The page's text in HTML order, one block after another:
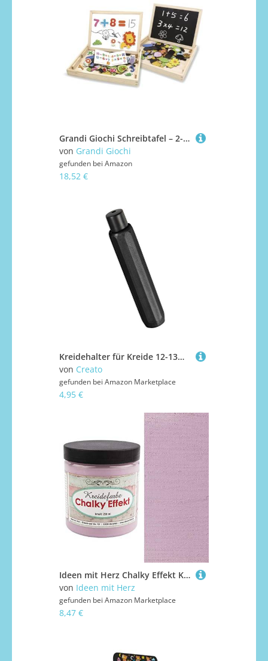
Grandi Giochi Schreibtafel – 2-in-1 magnetische Tafel, inklusive Magneten, Buchstaben und Tiere, inklusive Marker, Kreide und Radiergummi, für Kinder ab 3 Jahren
von Grandi Giochi
gefunden bei Amazon
18,52 €
Kreidehalter für Kreide 12-13mm (schwarz)
von Creato
gefunden bei Amazon Marketplace
4,95 €
Ideen mit Herz Chalky Effekt Kreidefarbe, 250ml | hochdeckend | ultramatt | auf Wasser-Basis | Kreide-Farbe für Shabby-Chic & Vintage-Effekt (flieder)
von Ideen mit Herz
gefunden bei Amazon Marketplace
8,47 €